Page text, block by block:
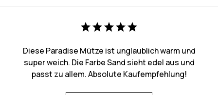
Diese Paradise Mütze ist unglaublich warm und
super weich. Die Farbe Sand sieht edel aus und
passt zu allem. Absolute Kaufempfehlung!